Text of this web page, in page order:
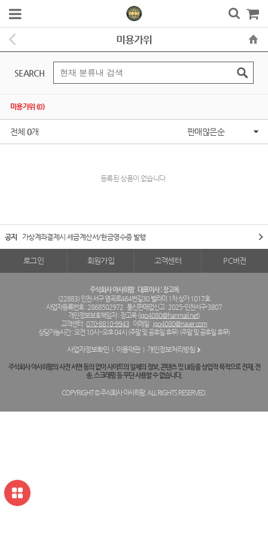
미용가위
SEARCH
미용가위 (0)
전체 0개 판매많은순
등록된 상품이 없습니다.
공지 가상계좌결제시 세금계산서/현금영수증 발행
로그인 회원가입 고객센터 PC버전
주식회사 아사히팜 대표이사 : 장고옥
(22883) 인천 서구 염곡로464번길30 벨라미 1차 상가 1017호
사업자등록번호 : 2868502972 통신판매업신고 : 2025-인천서구-3807
개인정보보호책임자 : 장고옥 (jgo4080@hanmail.net)
고객센터 :070-8810-9943 이메일 : jgo4080@naver.com
상담가능시간 : 오전 10시~오후 04시 (주말 및 공휴일 휴무) (주말 및 공휴일 휴무)
사업자정보확인 이용약관 개인정보처리방침
주식회사 아사히팜의 사전 서면 동의 없이 사이트의 일체의 정보, 콘텐츠 및 UI등을 상업적 목적으로 전재, 전
송, 스크래핑 등 무단 사용할 수 없습니다.
COPYRIGHT © 주식회사 아사히팜. ALL RIGHTS RESERVED.